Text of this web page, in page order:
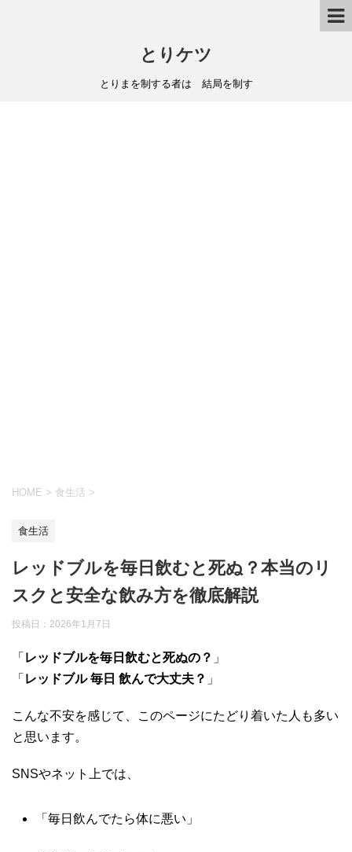
とりケツ
とりまを制する者は 結局を制す
HOME > 食生活 >
食生活
レッドブルを毎日飲むと死ぬ？本当のリ
スクと安全な飲み方を徹底解説
投稿日： 2026年1月7日
「 レッドブルを毎日飲むと死ぬの？ 」
「 レッドブル 毎日 飲んで大丈夫？ 」
こんな不安を感じて、このページにたどり着いた人も多い
と思います。
SNSやネット上では、
「毎日飲んでたら体に悪い」